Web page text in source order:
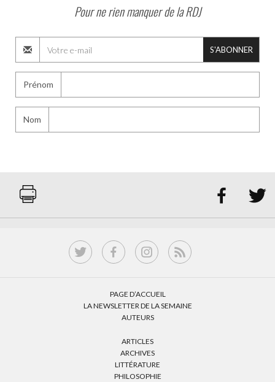
Pour ne rien manquer de la RDJ
S'ABONNER
Prénom
Nom
 
PAGE D’ACCUEIL
LA NEWSLETTER DE LA SEMAINE
AUTEURS
ARTICLES
ARCHIVES
LITTÉRATURE
PHILOSOPHIE